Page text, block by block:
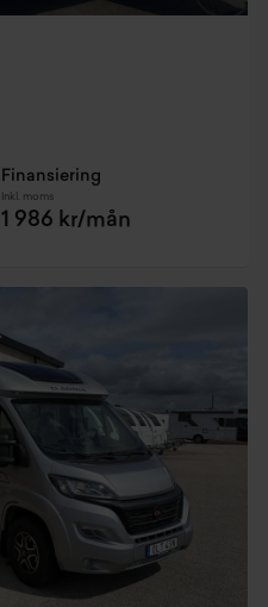
Finansiering
Inkl. moms
1 986 kr/mån